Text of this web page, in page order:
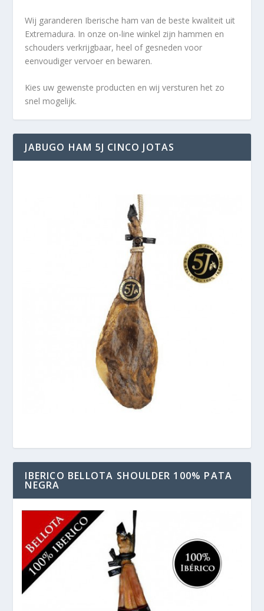
Wij garanderen Iberische ham van de beste kwaliteit uit
Extremadura. In onze on-line winkel zijn hammen en
schouders verkrijgbaar, heel of gesneden voor
eenvoudiger vervoer en bewaren.
Kies uw gewenste producten en wij versturen het zo
snel mogelijk.
JABUGO HAM 5J CINCO JOTAS
IBERICO BELLOTA SHOULDER 100% PATA
NEGRA